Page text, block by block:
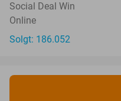
Social Deal Win
Online
Solgt: 186.052